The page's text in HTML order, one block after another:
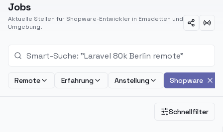
Jobs
Aktuelle Stellen für Shopware-Entwickler in Emsdetten und
Umgebung.
Remote Erfahrung Anstellung Shopware
Schnellfilter